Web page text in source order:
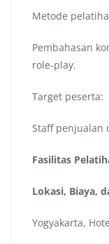
Metode
Pembahasan
role-play.
Target peserta:
Staff penjualan
Fasilitas
Lokasi, Biaya,
Yogyakarta,